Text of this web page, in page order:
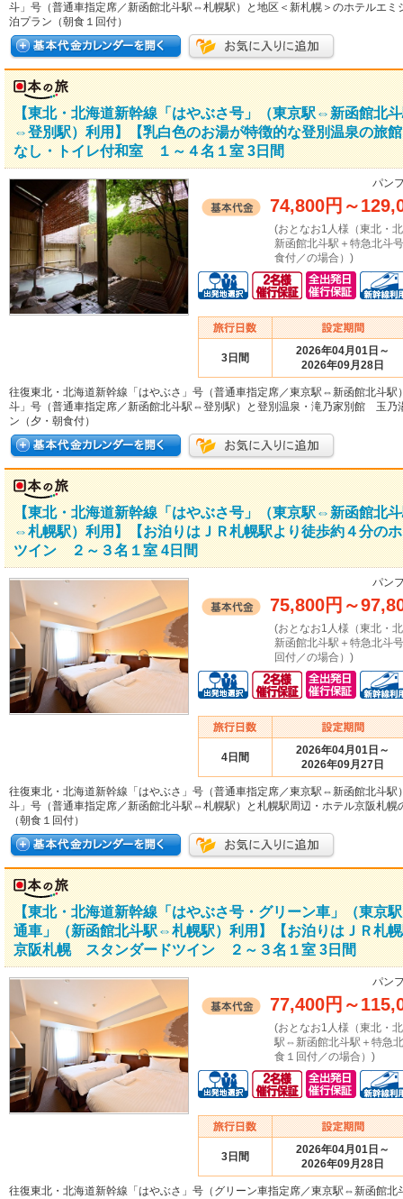
斗」号（普通車指定席／新函館北斗駅⇔札幌駅）と地区＜新札幌＞のホテルエミ
泊プラン（朝食１回付）
【東北・北海道新幹線「はやぶさ号」（東京駅⇔新函館北
⇔登別駅）利用】【乳白色のお湯が特徴的な登別温泉の
なし・トイレ付和室 １～４名１室 3日間
パン
74,800円 ～
(おとなお1人様（東北・
新函館北斗駅＋特急北斗
食付／の場合）)
3日間
2026年04月01日～
2026年09月28日
往復東北・北海道新幹線「はやぶさ」号（普通車指定席／東京駅⇔新函館北斗駅
斗」号（普通車指定席／新函館北斗駅⇔登別駅）と登別温泉・滝乃家別館 玉乃
ン（夕・朝食付）
【東北・北海道新幹線「はやぶさ号」（東京駅⇔新函館北
⇔札幌駅）利用】【お泊りはＪＲ札幌駅より徒歩約４分の
ツイン ２～３名１室 4日間
パン
75,800円 ～
(おとなお1人様（東北・
新函館北斗駅＋特急北斗
回付／の場合）)
4日間
2026年04月01日～
2026年09月27日
往復東北・北海道新幹線「はやぶさ」号（普通車指定席／東京駅⇔新函館北斗駅
斗」号（普通車指定席／新函館北斗駅⇔札幌駅）と札幌駅周辺・ホテル京阪札幌
（朝食１回付）
【東北・北海道新幹線「はやぶさ号・グリーン車」（東京
通車」（新函館北斗駅⇔札幌駅）利用】【お泊りはＪＲ札
京阪札幌 スタンダードツイン ２～３名１室 3日間
パン
77,400円 ～
(おとなお1人様（東北・
駅⇔新函館北斗駅＋特急
食１回付／の場合）)
3日間
2026年04月01日～
2026年09月28日
往復東北・北海道新幹線「はやぶさ」号（グリーン車指定席／東京駅⇔新函館北